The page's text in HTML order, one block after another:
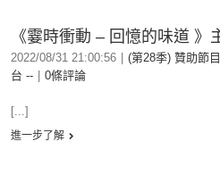
《霎時衝動 – 回憶的味道 》
2022/08/31 21:00:56 (第28季) 贊助節
台 --
0條評論
[...]
進一步了解